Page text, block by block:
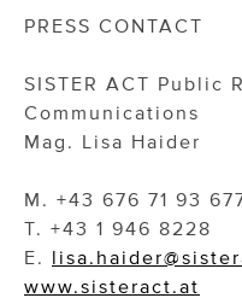
PRESS CONTACT
SISTER ACT Public
Communications
Mag. Lisa Haider
M. +43 676 71 93
T. +43 1 946 8228
E.
www.sisteract.at